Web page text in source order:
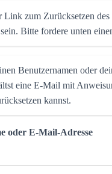
Link zum Zurücksetzen des
Bitte fordere unten
Benutzernamen oder
eine E-Mail mit
kannst.
oder E-Mail-Adresse